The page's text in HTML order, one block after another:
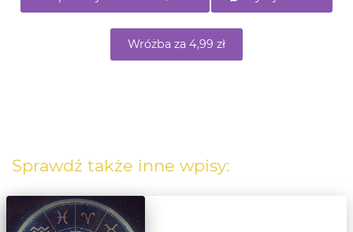
Wróżba za 4,99 zł
Sprawdź także inne wpisy: